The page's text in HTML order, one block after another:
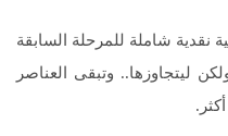
نقدية شاملة للمرحلة السابقة
ليتجاوزها.. وتبقى العناصر